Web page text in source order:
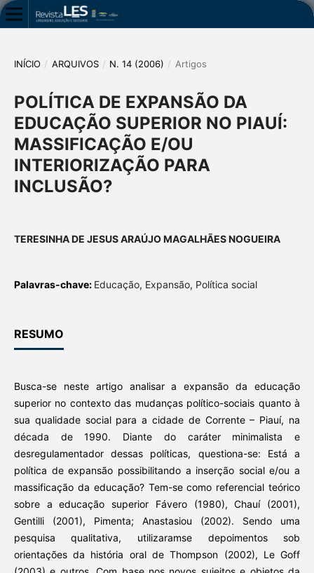
INÍCIO / ARQUIVOS / N. 14 (2006) / Artigos
POLÍTICA DE EXPANSÃO DA
EDUCAÇÃO SUPERIOR NO PIAUÍ:
MASSIFICAÇÃO E/OU
INTERIORIZAÇÃO PARA
INCLUSÃO?
TERESINHA DE JESUS ARAÚJO MAGALHÃES NOGUEIRA
Palavras-chave: Educação, Expansão, Política social
RESUMO
Busca-se neste artigo analisar a expansão da educação
superior no contexto das mudanças político-sociais quanto à
sua qualidade social para a cidade de Corrente – Piauí, na
década de 1990. Diante do caráter minimalista e
desregulamentador dessas políticas, questiona-se: Está a
política de expansão possibilitando a inserção social e/ou a
massificação da educação? Tem-se como referencial teórico
sobre a educação superior Fávero (1980), Chauí (2001),
Gentilli (2001), Pimenta; Anastasiou (2002). Sendo uma
pesquisa qualitativa, utilizaramse depoimentos sob
orientações da história oral de Thompson (2002), Le Goff